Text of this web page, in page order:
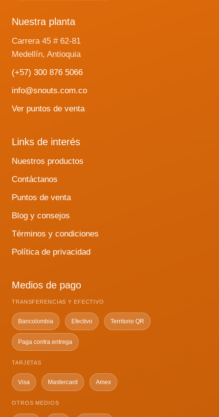
Nuestra planta
Carrera 45 # 62-81
Medellín, Antioquia
(+57) 300 876 5066
info@snouts.com.co
Ver puntos de venta
Links de interés
Nuestros productos
Contáctanos
Puntos de venta
Blog y consejos
Términos y condiciones
Política de privacidad
Medios de pago
TRANSFERENCIAS Y EFECTIVO
Bancolombia Efectivo Territorio QR
Paga contra entrega
TARJETAS
Visa Mastercard Amex
OTROS MEDIOS